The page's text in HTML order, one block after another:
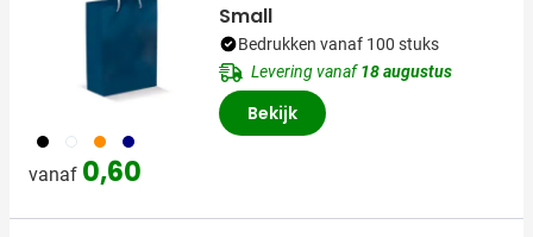
001 002 007 307
vanaf 0,60
Small
Bedrukken vanaf 100 stuks
Levering vanaf18 augustus
Bekijk